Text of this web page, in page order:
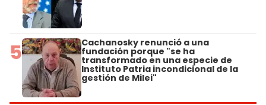
5 Cachanosky renunció a una
fundación porque "se ha
transformado en una especie de
Instituto Patria incondicional de la
gestión de Milei"